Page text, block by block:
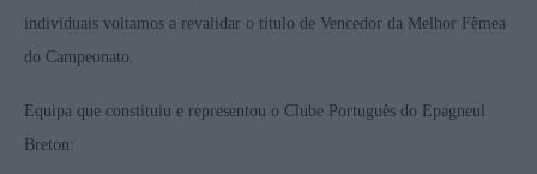
individuais voltamos a revalidar o título de Vencedor da Melhor Fêmea
do Campeonato.
Equipa que constituiu e representou o Clube Português do Epagneul
Breton: